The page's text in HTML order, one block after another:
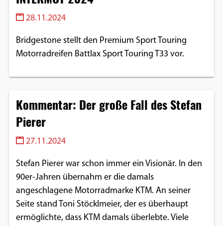
28.11.2024
Bridgestone stellt den Premium Sport Touring
Motorradreifen Battlax Sport Touring T33 vor.
Kommentar: Der große Fall des Stefan
Pierer
27.11.2024
Stefan Pierer war schon immer ein Visionär. In den
90er-Jahren übernahm er die damals
angeschlagene Motorradmarke KTM. An seiner
Seite stand Toni Stöcklmeier, der es überhaupt
ermöglichte, dass KTM damals überlebte. Viele